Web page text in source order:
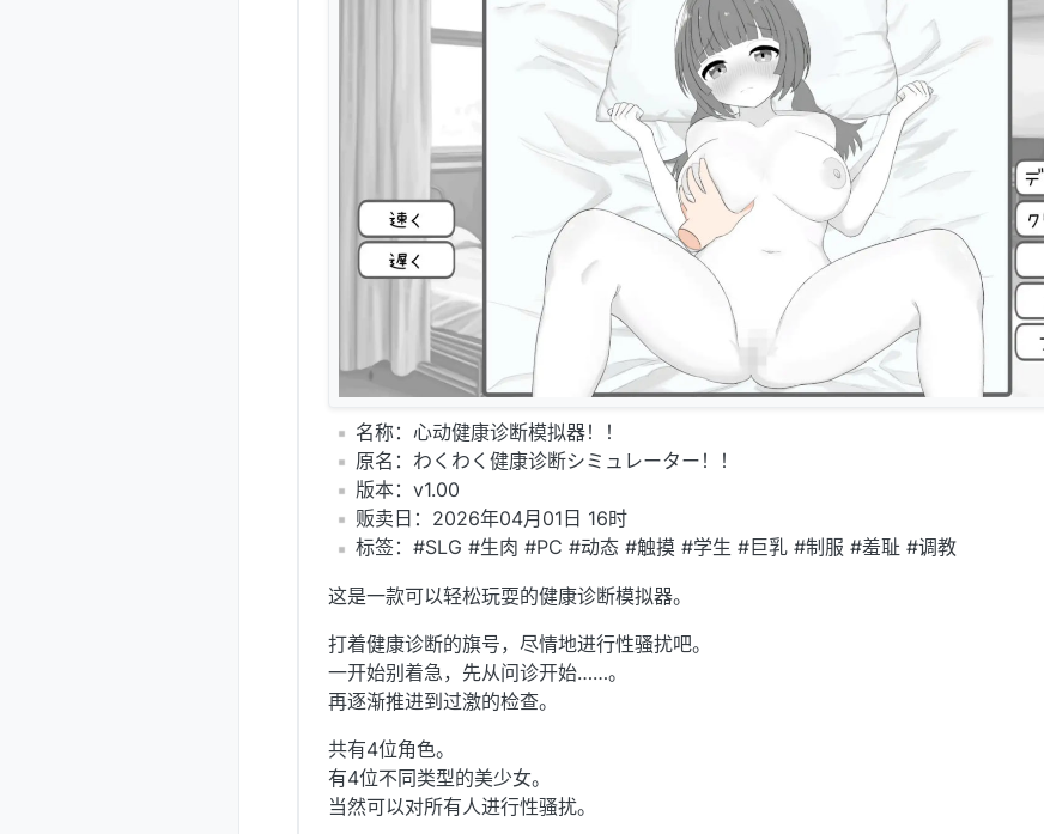
️名称：心动健康诊断模拟器！！
️原名：わくわく健康诊断シミュレーター！！
️版本：v1.00
️贩卖日：2026年04月01日 16时
️标签：#SLG #生肉 #PC #动态 #触摸 #学生 #巨乳 #制服 #羞耻 #调教
这是一款可以轻松玩耍的健康诊断模拟器。
打着健康诊断的旗号，尽情地进行性骚扰吧。
一开始别着急，先从问诊开始……。
再逐渐推进到过激的检查。
共有4位角色。
有4位不同类型的美少女。
当然可以对所有人进行性骚扰。